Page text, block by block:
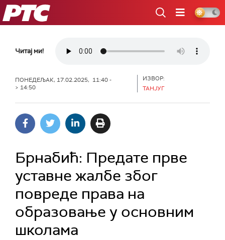
РТС
Читај ми!
ПОНЕДЕЉАК, 17.02.2025, 11:40 -
> 14:50
ИЗВОР:
ТАНЈУГ
Брнабић: Предате прве
уставне жалбе због
повреде права на
образовање у основним
школама